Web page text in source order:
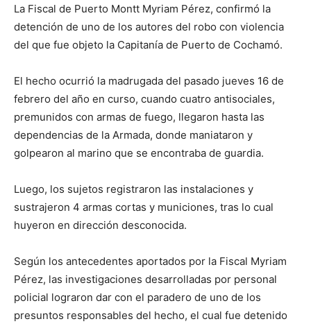
La Fiscal de Puerto Montt Myriam Pérez, confirmó la
detención de uno de los autores del robo con violencia
del que fue objeto la Capitanía de Puerto de Cochamó.
El hecho ocurrió la madrugada del pasado jueves 16 de
febrero del año en curso, cuando cuatro antisociales,
premunidos con armas de fuego, llegaron hasta las
dependencias de la Armada, donde maniataron y
golpearon al marino que se encontraba de guardia.
Luego, los sujetos registraron las instalaciones y
sustrajeron 4 armas cortas y municiones, tras lo cual
huyeron en dirección desconocida.
Según los antecedentes aportados por la Fiscal Myriam
Pérez, las investigaciones desarrolladas por personal
policial lograron dar con el paradero de uno de los
presuntos responsables del hecho, el cual fue detenido